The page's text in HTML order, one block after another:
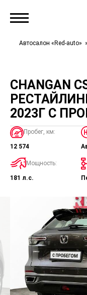
Автосалон «Red-auto»
CHANGAN
2023Г С
Пробег, км:
12 574
Мощность:
181 л.с.